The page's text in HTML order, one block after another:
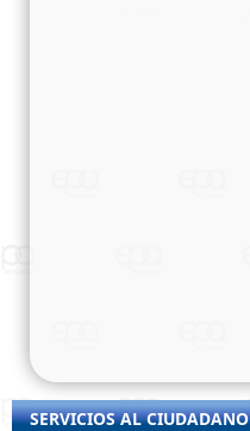
SERVICIOS AL CIUDADANO